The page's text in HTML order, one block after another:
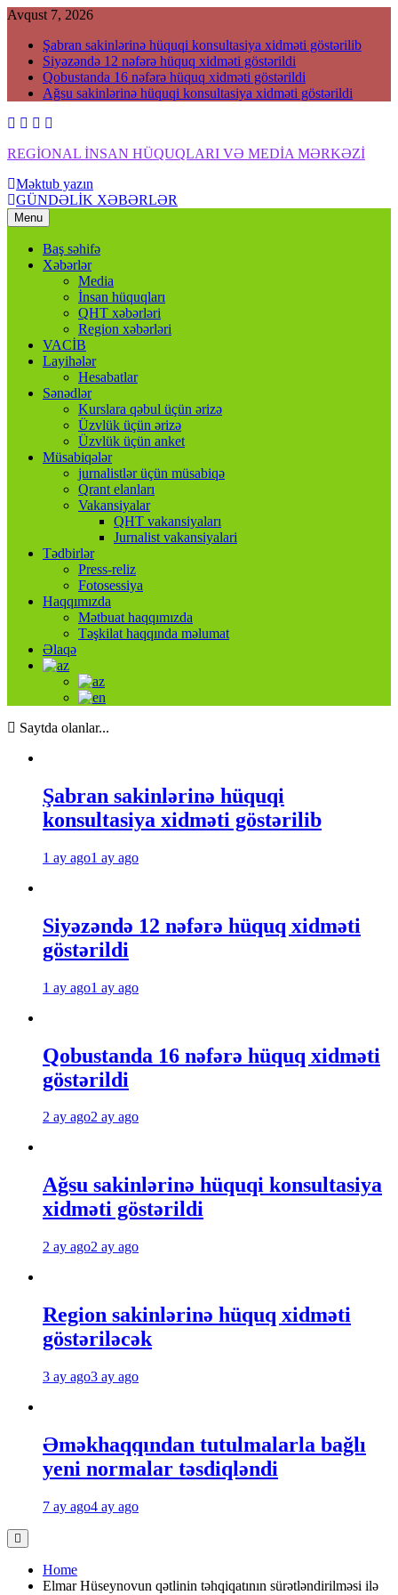
Skip
content
Avqust 7, 2026
Şabran sakinlərinə hüquqi konsultasiya xidməti göstərilib
Siyəzəndə 12 nəfərə hüquq xidməti göstərildi
Qobustanda 16 nəfərə hüquq xidməti göstərildi
Ağsu sakinlərinə hüquqi konsultasiya xidməti göstərildi
REGİONAL İNSAN HÜQUQLARI VƏ MEDİA MƏRKƏZİ
Regional İnsan Hüquqları və Media Mərkəzi
Məktub yazın
GÜNDƏLİK XƏBƏRLƏR
Menu
Baş səhifə
Xəbərlər
Media
İnsan hüquqları
QHT xəbərləri
Region xəbərləri
VACİB
Layihələr
Hesabatlar
Sənədlər
Kurslara qəbul üçün ərizə
Üzvlük üçün ərizə
Üzvlük üçün anket
Müsabiqələr
jurnalistlər üçün müsabiqə
Qrant elanları
Vakansiyalar
QHT vakansiyaları
Jurnalist vakansiyalari
Tədbirlər
Press-reliz
Fotosessiya
Haqqımızda
Mətbuat haqqımızda
Təşkilat haqqında məlumat
Əlaqə
Saytda olanlar...
Şabran sakinlərinə hüquqi
konsultasiya xidməti göstərilib
1 ay ago1 ay ago
Siyəzəndə 12 nəfərə hüquq xidməti
göstərildi
1 ay ago1 ay ago
Qobustanda 16 nəfərə hüquq xidməti
göstərildi
2 ay ago2 ay ago
Ağsu sakinlərinə hüquqi konsultasiya
xidməti göstərildi
2 ay ago2 ay ago
Region sakinlərinə hüquq xidməti
göstəriləcək
3 ay ago3 ay ago
Əməkhaqqından tutulmalarla bağlı
yeni normalar təsdiqləndi
7 ay ago4 ay ago
Home
Elmar Hüseynovun qətlinin təhqiqatının sürətləndirilməsi ilə